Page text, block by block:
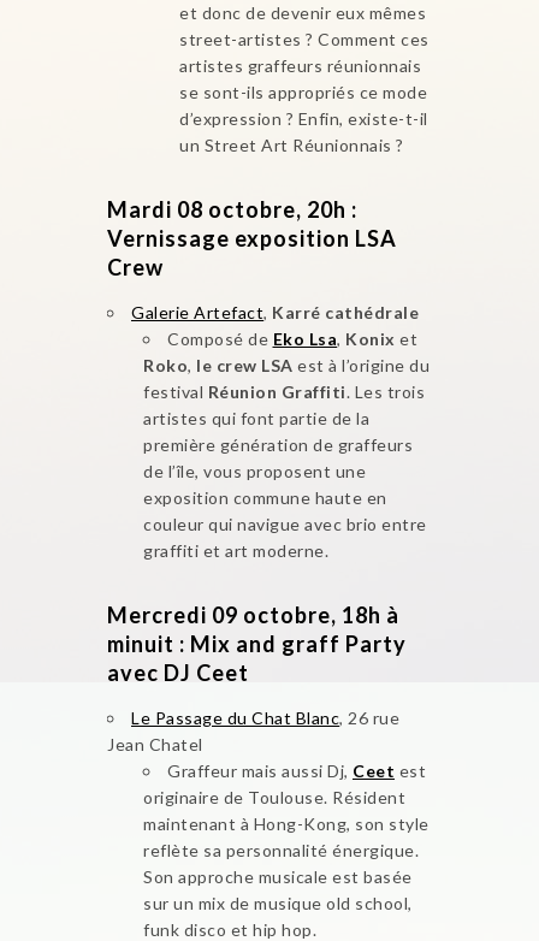
et donc de devenir eux mêmes
street-artistes ? Comment ces
artistes graffeurs réunionnais
se sont-ils appropriés ce mode
d’expression ? Enfin, existe-t-il
un Street Art Réunionnais ?
Mardi 08 octobre, 20h :
Vernissage exposition LSA
Crew
Galerie Artefact, Karré cathédrale
Composé de Eko Lsa, Konix et
Roko, le crew LSA est à l’origine du
festival Réunion Graffiti. Les trois
artistes qui font partie de la
première génération de graffeurs
de l’île, vous proposent une
exposition commune haute en
couleur qui navigue avec brio entre
graffiti et art moderne.
Mercredi 09 octobre, 18h à
minuit : Mix and graff Party
avec DJ Ceet
Le Passage du Chat Blanc, 26 rue
Jean Chatel
Graffeur mais aussi Dj, Ceet est
originaire de Toulouse. Résident
maintenant à Hong-Kong, son style
reflète sa personnalité énergique.
Son approche musicale est basée
sur un mix de musique old school,
funk disco et hip hop.